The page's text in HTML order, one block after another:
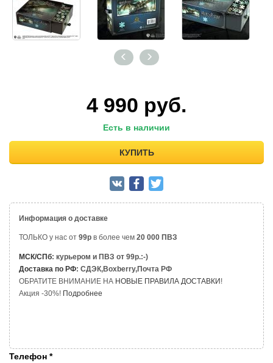
4 990 руб.
Есть в наличии
КУПИТЬ
Информация о доставке
ТОЛЬКО у нас от 99р в более чем 20 000 ПВЗ
МСК/СПб: курьером и ПВЗ от 99р.:-)
Доставка по РФ: СДЭК,Boxberry,Почта РФ
ОБРАТИТЕ ВНИМАНИЕ НА НОВЫЕ ПРАВИЛА ДОСТАВКИ!
Акция -30%! Подробнее
Телефон *